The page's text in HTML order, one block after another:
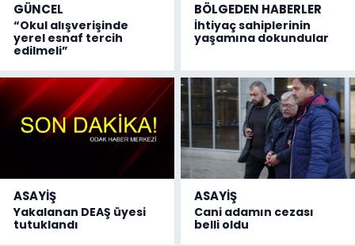
GÜNCEL
“Okul alışverişinde
yerel esnaf tercih
edilmeli”
BÖLGEDEN HABERLER
İhtiyaç sahiplerinin
yaşamına dokundular
ASAYİŞ
Yakalanan DEAŞ üyesi
tutuklandı
ASAYİŞ
Cani adamın cezası
belli oldu